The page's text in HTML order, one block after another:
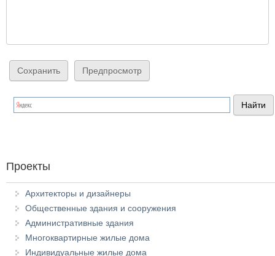
Проекты
Архитекторы и дизайнеры
Общественные здания и сооружения
Административные здания
Многоквартирные жилые дома
Индивидуальные жилые дома